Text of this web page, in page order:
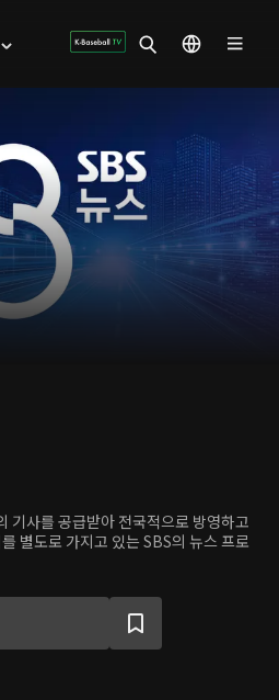
기사를 공급받아 전국적으로 방영하고
별도로 가지고 있는 SBS의 뉴스 프로